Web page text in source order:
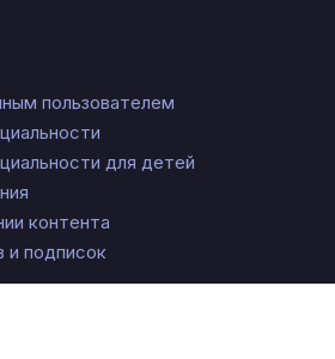
пользователем
для детей
контента
и подписок